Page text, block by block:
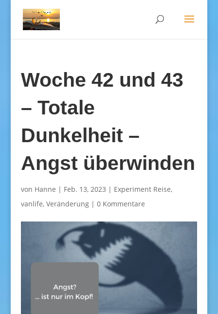
Woche 42 und 43
– Totale
Dunkelheit –
Angst überwinden
von Hanne | Feb. 13, 2023 | Experiment Reise,
vanlife, Veränderung| 0 Kommentare